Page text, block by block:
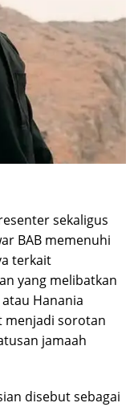
sekaligus
BAB memenuhi
terkait
yang melibatkan
Hanania
menjadi sorotan
jamaah
disebut sebagai